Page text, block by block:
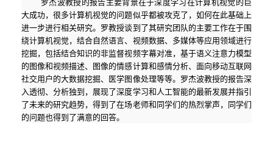
大成功，很多计算机视觉的问题似乎都被攻克了，如何在此基础上
进一步进行相关研究。罗教授谈到了其研究团队的主要工作在于围
绕计算机视觉，结合自然语言、视频数据、多媒体等应用领域进行
挖掘，包括结合知识的非监督视频字幕对准，基于语义注意力模型
的图像和视频描述、图像的情感计算和感情分析、面向移动互联网
社交用户的大数据挖掘、医学图像处理等等。罗杰波教授的报告深
入透彻、分析独到，展现了深度学习和人工智能的最新发展并指引
了未来的研究趋势，得到了在场老师和同学们的热烈掌声，同学们
的问题也得到了满意的回答。